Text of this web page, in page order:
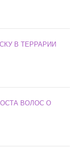
В ТЕРРАРИИ
ВОЛОС О